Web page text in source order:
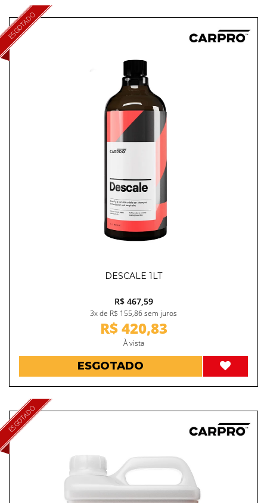
ESGOTADO
DESCALE 1LT
R$ 467,59
3x de R$ 155,86 sem juros
R$ 420,83
À vista
ESGOTADO
ESGOTADO